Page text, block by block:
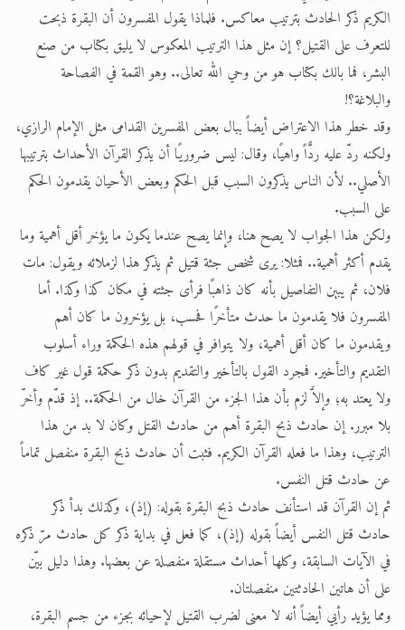
الكريم ذكر الحادث بترتيب معاكس. فلماذا يقول المفسرون أن البقرة ذبحت
للتعرف على القتيل؟ إن مثل هذا الترتيب المعكوس لا يليق بكتاب من صنع
البشر، فما بالك بكتاب هو من وحي الله تعالى.. وهو القمة في الفصاحة
والبلاغة؟!
وقد خطر هذا الاعتراض أيضاً ببال بعض المفسرين القدامى مثل الإمام الرازي،
ولكنه ردّ عليه ردًّاً واهيًا، وقال: ليس ضروريًا أن يذكر القرآن الأحداث بترتيبها
الأصلي.. لأن الناس يذكرون السبب قبل الحكم وبعض الأحيان يقدمون الحكم
على السبب.
ولكن هذا الجواب لا يصح هنا، وإنما يصح عندما يكون ما يؤخر أقل أهمية وما
يقدم أكثر أهمية.. فمثلا: يرى شخص جثة قتيل ثم يذكر هذا لزملائه ويقول: مات
فلان، ثم يبين التفاصيل بأنه كان ذاهبًا فرأى جثته في مكان كذا وكذا. أما
المفسرون فلا يقدمون ما حدث متأخرًا فحسب، بل يؤخرون ما كان أهم
ويقدمون ما كان أقل أهمية، ولا يتوافر في قولهم هذه الحكمة وراء أسلوب
التقديم والتأخير. فمجرد القول بالتأخير والتقديم بدون ذكر حكمة قول غير كاف
ولا يعتد به؛ وإلاَّ لزم بأن هذا الجزء من القرآن خال من الحكمة.. إذ قدّم وأخرّ
بلا مبرر. إن حادث ذبح البقرة أهم من حادث القتل وكان لا بد من هذا
الترتيب، وهذا ما فعله القرآن الكريم. فثبت أن حادث ذبح البقرة منفصل تماماً
عن حادث قتل النفس.
ثم إن القرآن قد استأنف حادث ذبح البقرة بقوله: (إذ)، وكذلك بدأ ذكر
حادث قتل النفس أيضاً بقوله (إذ)، كما فعل في بداية ذكر كل حادث مرّ ذكره
في الآيات السابقة، وكلها أحداث مستقلة منفصلة عن بعضها. وهذا دليل بيّن
على أن هاتين الحادثتين منفصلتان.
ومما يؤيد رأيي أيضاً أنه لا معنى لضرب القتيل لإحيائه بجزء من جسم البقرة،